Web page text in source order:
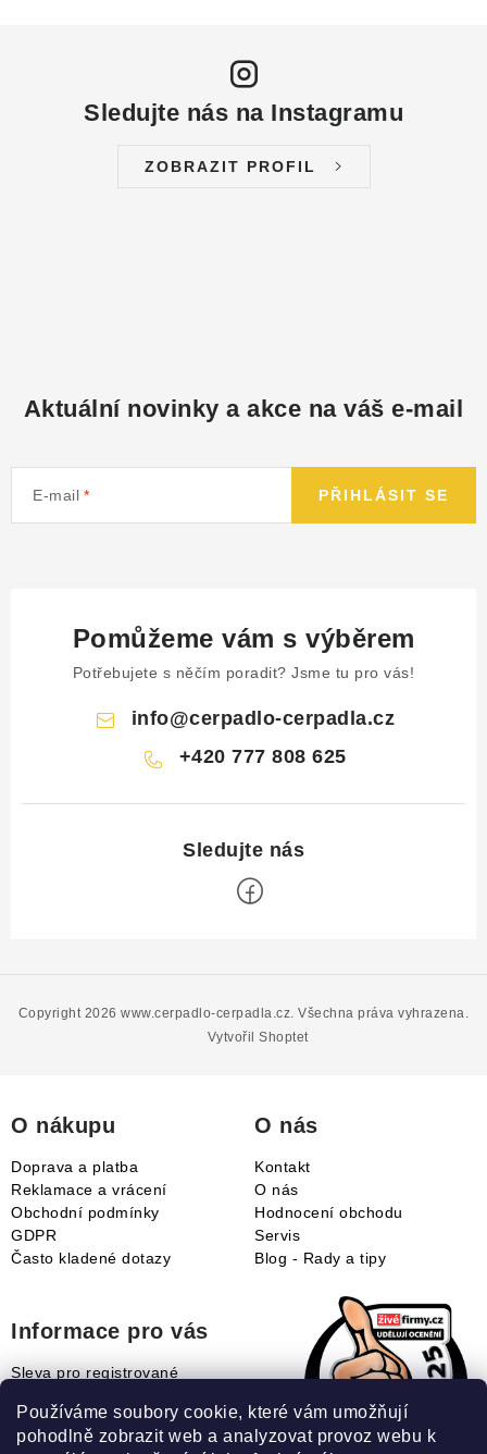
Používáme soubory cookie, které vám umožňují
pohodlně zobrazit web a analyzovat provoz webu k
Sledujte nás na Instagramu
ZOBRAZIT PROFIL
Aktuální novinky a akce na váš e-mail
E-mail PŘIHLÁSIT SE
Pomůžeme vám s výběrem
Potřebujete s něčím poradit? Jsme tu pro vás!
info@cerpadlo-cerpadla.cz
+420 777 808 625
Vytvořil Shoptet
Copyright 2026www.cerpadlo-cerpadla.cz . Všechna práva vyhrazena.
O nákupu
Doprava a platba
Reklamace a vrácení
Obchodní podmínky
GDPR
Často kladené dotazy
O nás
Kontakt
O nás
Hodnocení obchodu
Servis
Blog - Rady a tipy
Informace pro vás
Sleva pro registrované
Jak uplatnit slevový kupón?
Jak nakupovat?